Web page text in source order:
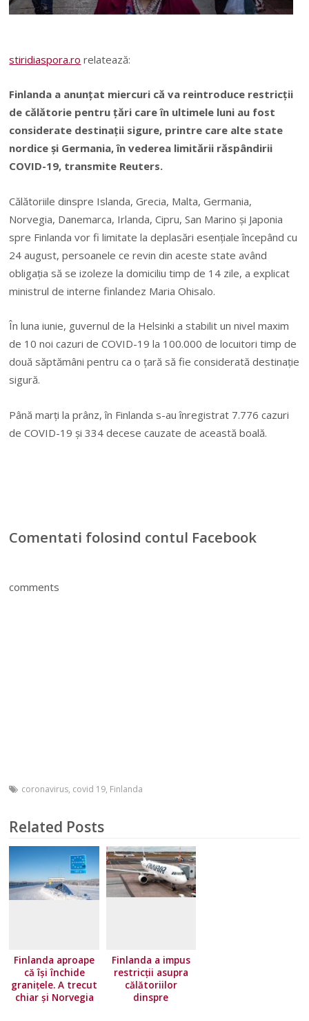
stiridiaspora.ro relatează:
Finlanda a anunţat miercuri că va reintroduce restricţii
de călătorie pentru ţări care în ultimele luni au fost
considerate destinaţii sigure, printre care alte state
nordice şi Germania, în vederea limitării răspândirii
COVID-19, transmite Reuters.
Călătoriile dinspre Islanda, Grecia, Malta, Germania,
Norvegia, Danemarca, Irlanda, Cipru, San Marino şi Japonia
spre Finlanda vor fi limitate la deplasări esenţiale începând cu
24 august, persoanele ce revin din aceste state având
obligaţia să se izoleze la domiciliu timp de 14 zile, a explicat
ministrul de interne finlandez Maria Ohisalo.
În luna iunie, guvernul de la Helsinki a stabilit un nivel maxim
de 10 noi cazuri de COVID-19 la 100.000 de locuitori timp de
două săptămâni pentru ca o ţară să fie considerată destinaţie
sigură.
Până marţi la prânz, în Finlanda s-au înregistrat 7.776 cazuri
de COVID-19 şi 334 decese cauzate de această boală.
Comentati folosind contul Facebook
comments
coronavirus, covid 19, Finlanda
Related Posts
Finlanda aproape
că își închide
granițele. A trecut
chiar și Norvegia
Finlanda a impus
restricţii asupra
călătoriilor
dinspre